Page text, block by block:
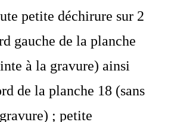
petite déchirure sur 2
gauche de la planche
à la gravure) ainsi
de la planche 18 (sans
; petite